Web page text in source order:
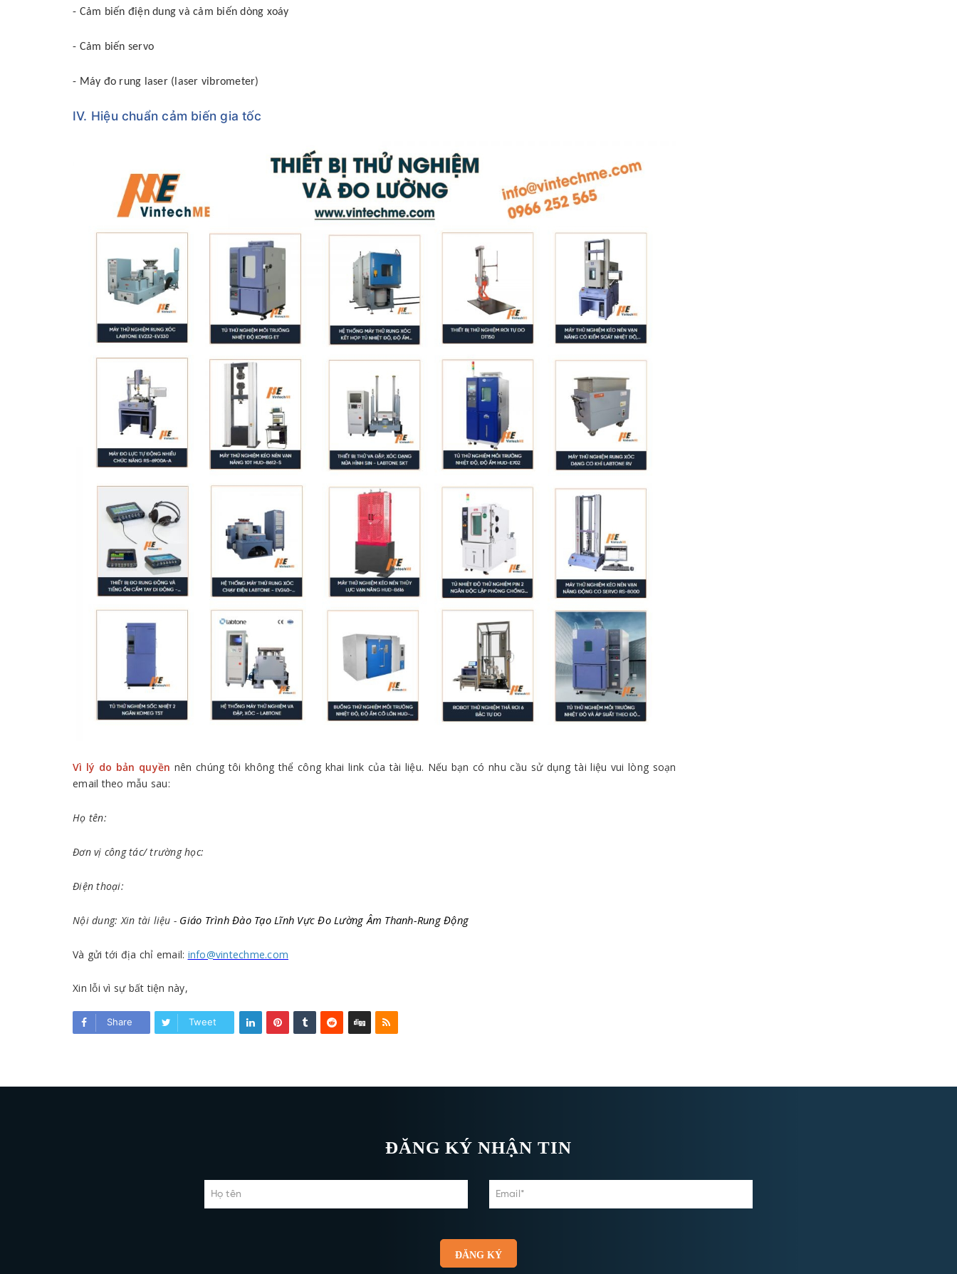
- Cảm biến điện dung và cảm biến dòng xoáy
- Cảm biến servo
- Máy đo rung laser (laser vibrometer)
IV. Hiệu chuẩn cảm biến gia tốc
Vì lý do bản quyền nên chúng tôi không thể công khai link của tài liệu. Nếu bạn có nhu cầu sử dụng tài liệu vui lòng soạn
email theo mẫu sau:
Họ tên:
Đơn vị công tác/ trường học:
Điện thoại:
Nội dung: Xin tài liệu - Giáo Trình Đào Tạo Lĩnh Vực Đo Lường Âm Thanh-Rung Động
Và gửi tới địa chỉ email: info@vintechme.com
Xin lỗi vì sự bất tiện này,
Share Tweet
ĐĂNG KÝ NHẬN TIN
ĐĂNG KÝ